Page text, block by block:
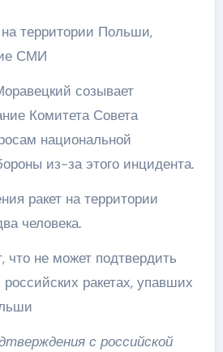
СМИ
созывает
Комитета Совета
национальной
из-за этого инцидента.
ракет на территории
человека.
что не может подтвердить
ракетах, упавших
с российской